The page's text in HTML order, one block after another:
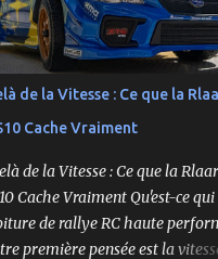
RC Race Car , dans sa
No. 12 Advance Auto Parts
RTR 2025 .
de la Vitesse : Ce que la
Cache Vraiment
de la Vitesse : Ce que la
Cache Vraiment Qu'est-ce
de rallye RC haute
première pensée est la vitesse